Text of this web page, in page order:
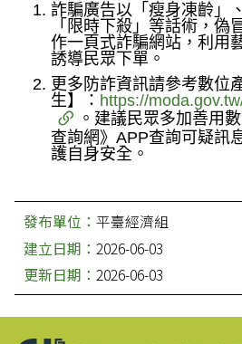
詐騙廣告以「瘦身凍齡」
「限時下殺」等話術，偽
作一頁式詐騙網站，利用
誘導民眾下單。
更多防詐資訊請參考數位
生】： https://
。建議民眾多加善用
查詢網》APP查詢可疑訊
護自身安全。
發布單位：平臺經濟組
建立日期：2026-06-03
更新日期：2026-06-03